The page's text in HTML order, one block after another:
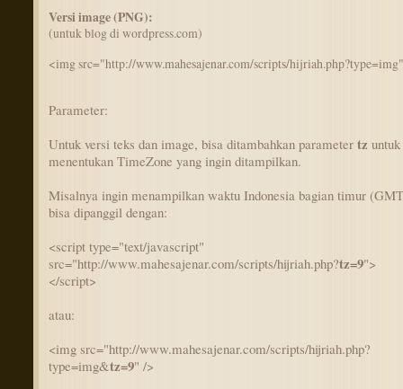
Versi image (PNG):
(untuk blog di wordpress.com)
<img src="http://www.mahesajenar.com/scripts/
Parameter:
Untuk versi teks dan image, bisa ditambahkan parameter tz untuk
menentukan TimeZone yang ingin ditampilkan.
Misalnya ingin menampilkan waktu Indonesia bagian timur
bisa dipanggil dengan:
<script type="text/javascript"
src="http://www.mahesajenar.com/scripts/hijriah.php?tz=9">
</script>
atau:
<img src="http://www.mahesajenar.com/scripts/hijriah.php?
type=img&tz=9" />